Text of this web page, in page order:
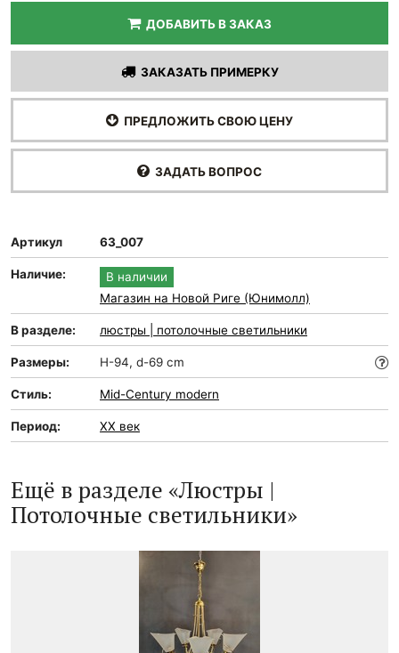
ДОБАВИТЬ В ЗАКАЗ
ЗАКАЗАТЬ ПРИМЕРКУ
ПРЕДЛОЖИТЬ СВОЮ ЦЕНУ
ЗАДАТЬ ВОПРОС
Артикул 63_007
Наличие:
В наличии
Магазин на Новой Риге (Юнимолл)
В разделе: люстры | потолочные светильники
Размеры: H-94, d-69 cm
Стиль: Mid-Сentury modern
Период: XX век
Ещё в разделе «Люстры |
Потолочные светильники»